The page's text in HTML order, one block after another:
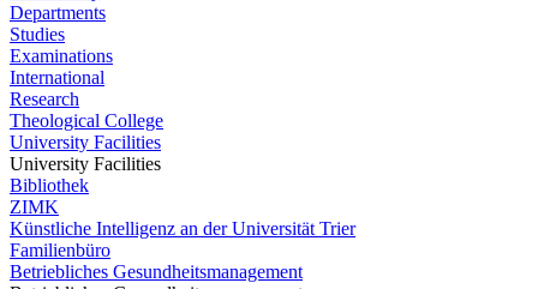
Departments
Studies
Examinations
International
Research
Theological College
University Facilities
University Facilities
Bibliothek
ZIMK
Künstliche Intelligenz an der Universität Trier
Familienbüro
Betriebliches Gesundheitsmanagement